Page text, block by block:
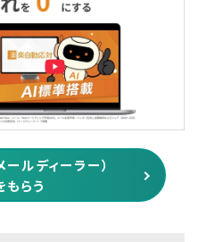
ルディーラー）
らう